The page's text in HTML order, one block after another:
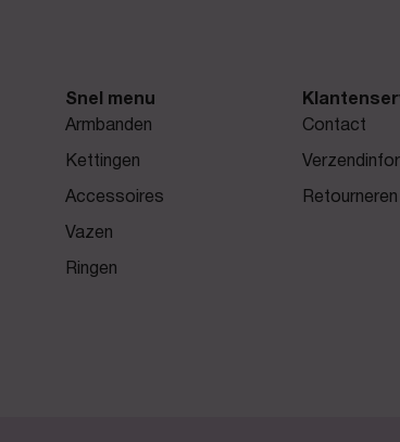
Snel menu
Armbanden
Kettingen
Accessoires
Vazen
Ringen
Contact
Retourneren